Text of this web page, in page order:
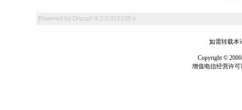
Powered by Discuz! X 2 0.010100 s
如需转载本
Copyright ©
增值电信经营许可